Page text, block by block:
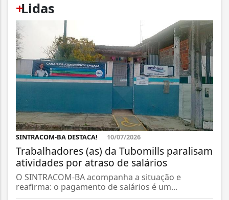
+
Lidas
SINTRACOM-BA DESTACA! 10/07/2026
Trabalhadores (as) da Tubomills paralisam
atividades por atraso de salários
O SINTRACOM-BA acompanha a situação e
reafirma: o pagamento de salários é um...